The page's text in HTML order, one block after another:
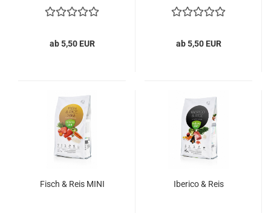
ab 5,50 EUR ab 5,50 EUR
Fisch & Reis MINI Iberico & Reis